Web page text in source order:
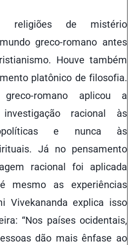
religiões de mistério
greco-romano antes
Houve também
platônico de filosofia.
romano aplicou a
racional às
e nunca às
Já no pensamento
racional foi aplicada
mesmo as experiências
Vivekananda explica isso
“Nos países ocidentais,
dão mais ênfase ao